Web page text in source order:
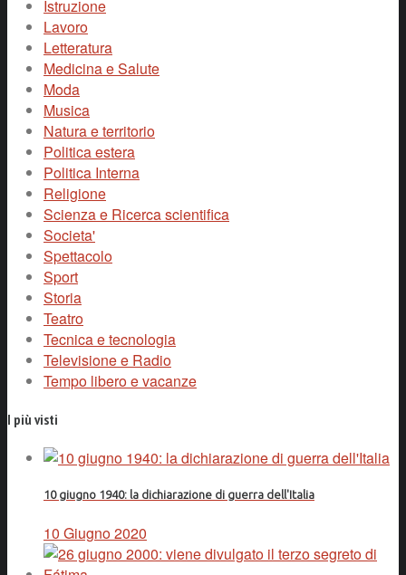
Istruzione
Lavoro
Letteratura
Medicina e Salute
Moda
Musica
Natura e territorio
Politica estera
Politica Interna
Religione
Scienza e Ricerca scientifica
Societa'
Spettacolo
Sport
Storia
Teatro
Tecnica e tecnologia
Televisione e Radio
Tempo libero e vacanze
I più visti
10 giugno 1940: la dichiarazione di guerra dell'Italia
10 Giugno 2020